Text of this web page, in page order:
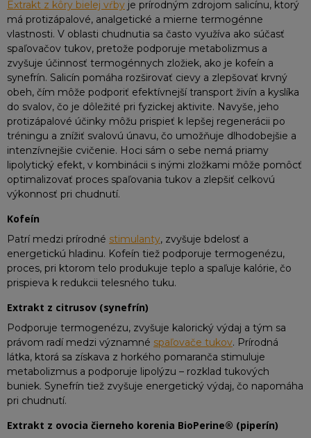
Extrakt z kôry bielej vŕby je prírodným zdrojom salicínu, ktorý
má protizápalové, analgetické a mierne termogénne
vlastnosti. V oblasti chudnutia sa často využíva ako súčasť
spaľovačov tukov, pretože podporuje metabolizmus a
zvyšuje účinnosť termogénnych zložiek, ako je kofeín a
synefrín. Salicín pomáha rozširovať cievy a zlepšovať krvný
obeh, čím môže podporiť efektívnejší transport živín a kyslíka
do svalov, čo je dôležité pri fyzickej aktivite. Navyše, jeho
protizápalové účinky môžu prispieť k lepšej regenerácii po
tréningu a znížiť svalovú únavu, čo umožňuje dlhodobejšie a
intenzívnejšie cvičenie. Hoci sám o sebe nemá priamy
lipolytický efekt, v kombinácii s inými zložkami môže pomôcť
optimalizovať proces spaľovania tukov a zlepšiť celkovú
výkonnosť pri chudnutí.
Kofeín
Patrí medzi prírodné stimulanty, zvyšuje bdelosť a
energetickú hladinu. Kofeín tiež podporuje termogenézu,
proces, pri ktorom telo produkuje teplo a spaľuje kalórie, čo
prispieva k redukcii telesného tuku.​
Extrakt z citrusov (synefrín)
Podporuje termogenézu, zvyšuje kalorický výdaj a tým sa
právom radí medzi významné spaľovače tukov. Prírodná
látka, ktorá sa získava z horkého pomaranča stimuluje
metabolizmus a podporuje lipolýzu – rozklad tukových
buniek. Synefrín tiež zvyšuje energetický výdaj, čo napomáha
pri chudnutí.​
Extrakt z ovocia čierneho korenia BioPerine® (piperín)